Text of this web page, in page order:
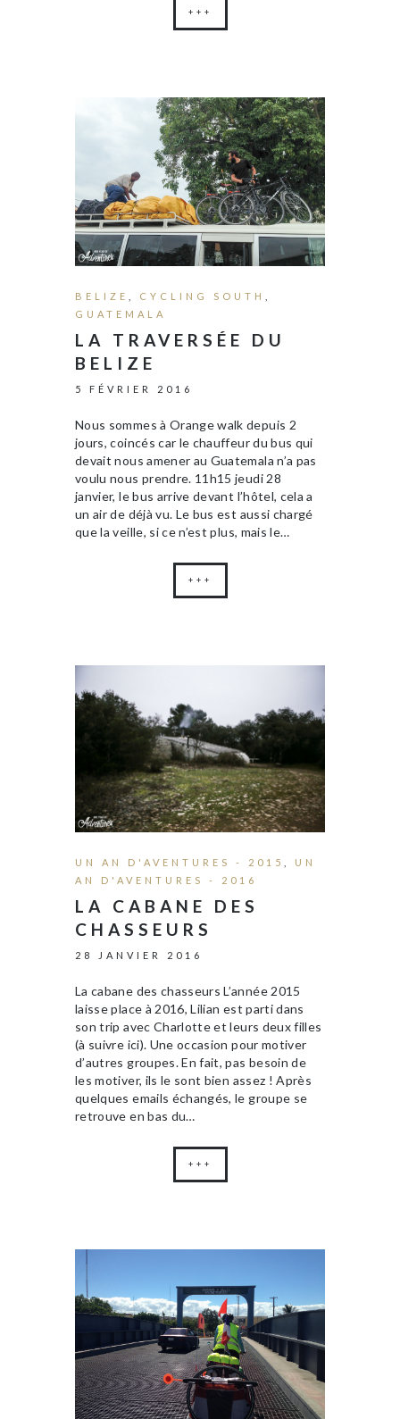
+++
BELIZE CYCLING SOUTH
GUATEMALA
LA TRAVERSÉE DU
BELIZE
5 FÉVRIER 2016
Nous sommes à Orange walk depuis 2
jours, coincés car le chauffeur du bus qui
devait nous amener au Guatemala n’a pas
voulu nous prendre. 11h15 jeudi 28
janvier, le bus arrive devant l’hôtel, cela a
un air de déjà vu. Le bus est aussi chargé
que la veille, si ce n’est plus, mais le…
+++
UN AN D'AVENTURES - 2015
UN
AN D'AVENTURES - 2016
LA CABANE DES
CHASSEURS
28 JANVIER 2016
La cabane des chasseurs L’année 2015
laisse place à 2016, Lilian est parti dans
son trip avec Charlotte et leurs deux filles
(à suivre ici). Une occasion pour motiver
d’autres groupes. En fait, pas besoin de
les motiver, ils le sont bien assez ! Après
quelques emails échangés, le groupe se
retrouve en bas du…
+++